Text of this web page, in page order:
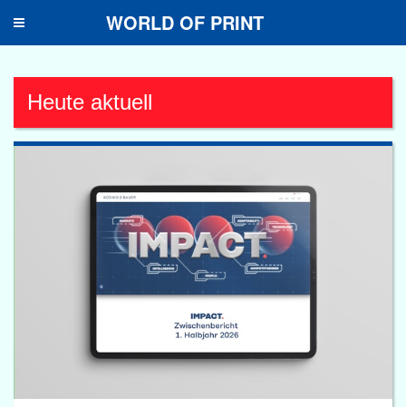
Toggle
WORLD OF PRINT
Heute aktuell